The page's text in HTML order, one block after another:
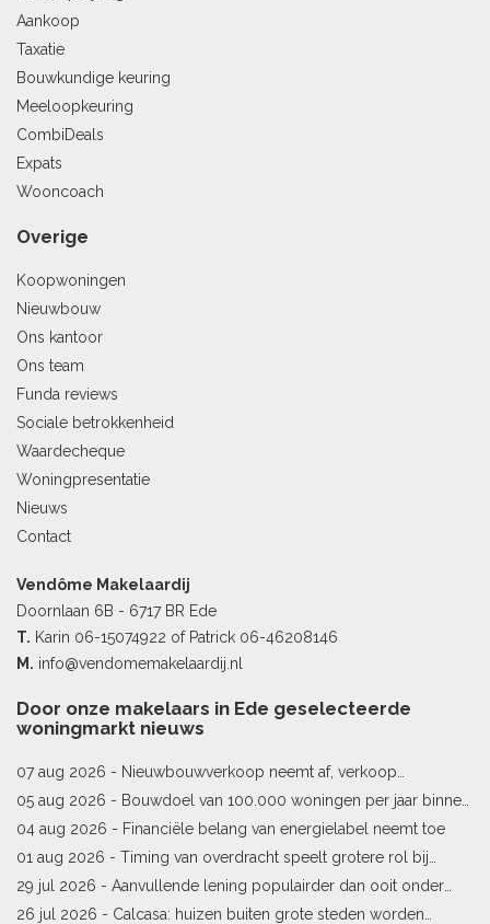
Aankoop
Taxatie
Bouwkundige keuring
Meeloopkeuring
CombiDeals
Expats
Wooncoach
Overige
Koopwoningen
Nieuwbouw
Ons kantoor
Ons team
Funda reviews
Sociale betrokkenheid
Waardecheque
Woningpresentatie
Nieuws
Contact
Vendôme Makelaardij
Doornlaan 6B - 6717 BR Ede
T. Karin 06-15074922 of Patrick 06-46208146
M. info@vendomemakelaardij.nl
Door onze makelaars in Ede geselecteerde
woningmarkt nieuws
07 aug 2026 - Nieuwbouwverkoop neemt af, verkoop
bestaande woningen stijgt
05 aug 2026 - Bouwdoel van 100.000 woningen per jaar binnen
bereik
04 aug 2026 - Financiële belang van energielabel neemt toe
01 aug 2026 - Timing van overdracht speelt grotere rol bij
woningprijs
29 jul 2026 - Aanvullende lening populairder dan ooit onder
starters
26 jul 2026 - Calcasa: huizen buiten grote steden worden